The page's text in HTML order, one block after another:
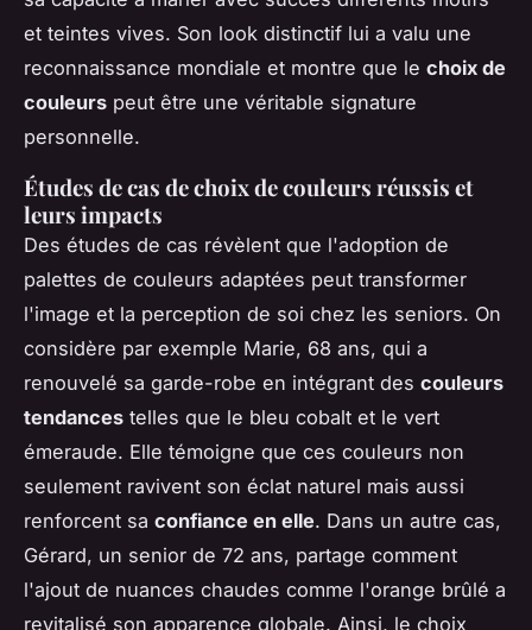
et teintes vives. Son look distinctif lui a valu une
reconnaissance mondiale et montre que le choix de
couleurs peut être une véritable signature
personnelle.
Études de cas de choix de couleurs réussis et
leurs impacts
Des études de cas révèlent que l'adoption de
palettes de couleurs adaptées peut transformer
l'image et la perception de soi chez les seniors. On
considère par exemple Marie, 68 ans, qui a
renouvelé sa garde-robe en intégrant des couleurs
tendances telles que le bleu cobalt et le vert
émeraude. Elle témoigne que ces couleurs non
seulement ravivent son éclat naturel mais aussi
renforcent sa confiance en elle. Dans un autre cas,
Gérard, un senior de 72 ans, partage comment
l'ajout de nuances chaudes comme l'orange brûlé a
revitalisé son apparence globale. Ainsi, le choix